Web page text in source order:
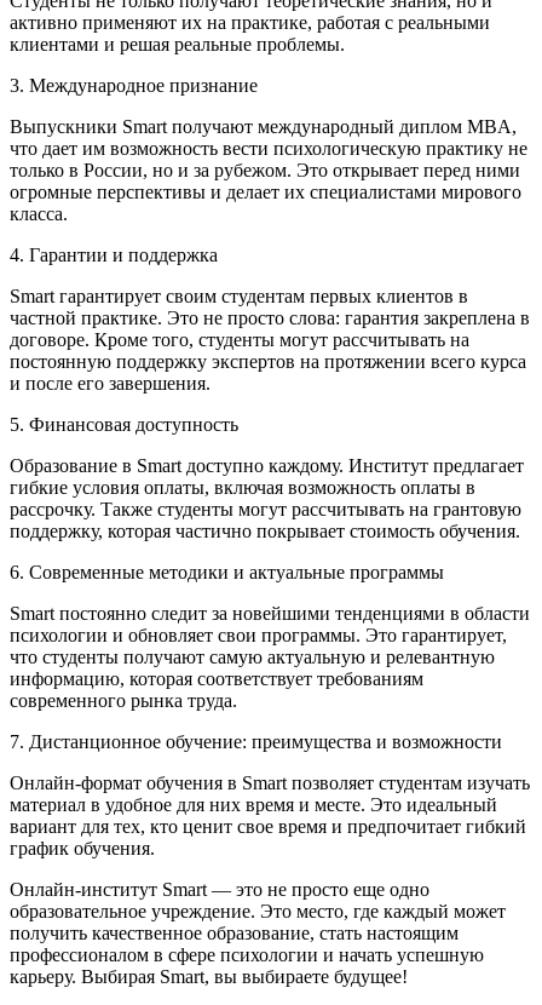
активно применяют их на практике, работая с реальными
клиентами и решая реальные проблемы.
3. Международное признание
Выпускники Smart получают международный диплом MBA,
что дает им возможность вести психологическую практику не
только в России, но и за рубежом. Это открывает перед ними
огромные перспективы и делает их специалистами мирового
класса.
4. Гарантии и поддержка
Smart гарантирует своим студентам первых клиентов в
частной практике. Это не просто слова: гарантия закреплена в
договоре. Кроме того, студенты могут рассчитывать на
постоянную поддержку экспертов на протяжении всего курса
и после его завершения.
5. Финансовая доступность
Образование в Smart доступно каждому. Институт предлагает
гибкие условия оплаты, включая возможность оплаты в
рассрочку. Также студенты могут рассчитывать на грантовую
поддержку, которая частично покрывает стоимость обучения.
6. Современные методики и актуальные программы
Smart постоянно следит за новейшими тенденциями в области
психологии и обновляет свои программы. Это гарантирует,
что студенты получают самую актуальную и релевантную
информацию, которая соответствует требованиям
современного рынка труда.
7. Дистанционное обучение: преимущества и возможности
Онлайн-формат обучения в Smart позволяет студентам изучать
материал в удобное для них время и месте. Это идеальный
вариант для тех, кто ценит свое время и предпочитает гибкий
график обучения.
Онлайн-институт Smart — это не просто еще одно
образовательное учреждение. Это место, где каждый может
получить качественное образование, стать настоящим
профессионалом в сфере психологии и начать успешную
карьеру. Выбирая Smart, вы выбираете будущее!